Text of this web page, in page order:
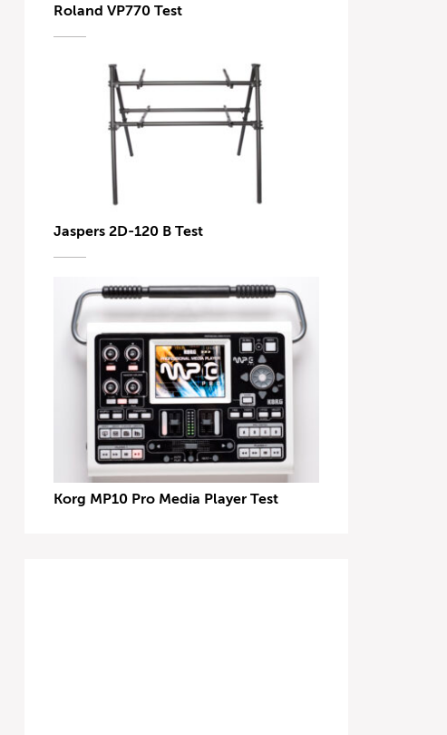
Roland VP770 Test
Jaspers 2D-120 B Test
Korg MP10 Pro Media Player Test